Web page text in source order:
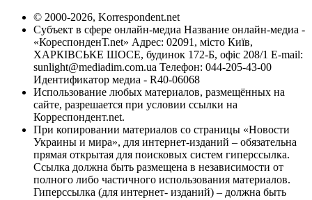
© 2000-2026, Korrespondent.net
Субъект в сфере онлайн-медиа Название онлайн-медиа -
«КореспонденТ.net» Адрес: 02091, місто Київ,
ХАРКІВСЬКЕ ШОСЕ, будинок 172-Б, офіс 208/1 E-mail:
sunlight@mediadim.com.ua Телефон: 044-205-43-00
Идентификатор медиа - R40-06068
Использование любых материалов, размещённых на
сайте, разрешается при условии ссылки на
Корреспондент.net.
При копировании материалов со страницы «Новости
Украины и мира», для интернет-изданий – обязательна
прямая открытая для поисковых систем гиперссылка.
Ссылка должна быть размещена в независимости от
полного либо частичного использования материалов.
Гиперссылка (для интернет- изданий) – должна быть